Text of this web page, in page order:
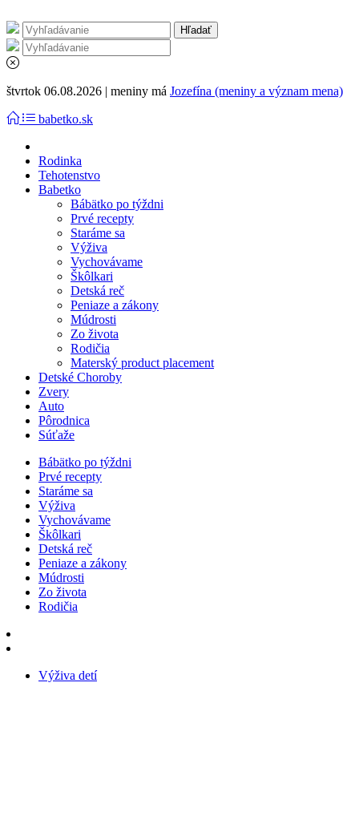
štvrtok 06.08.2026 | meniny má Jozefína (meniny a význam mena)
babetko.sk
Rodinka
Tehotenstvo
Babetko
Bábätko po týždni
Prvé recepty
Staráme sa
Výživa
Vychovávame
Škôlkari
Detská reč
Peniaze a zákony
Múdrosti
Zo života
Rodičia
Materský product placement
Detské Choroby
Zvery
Auto
Pôrodnica
Súťaže
Bábätko po týždni
Prvé recepty
Staráme sa
Výživa
Vychovávame
Škôlkari
Detská reč
Peniaze a zákony
Múdrosti
Zo života
Rodičia
Výživa detí